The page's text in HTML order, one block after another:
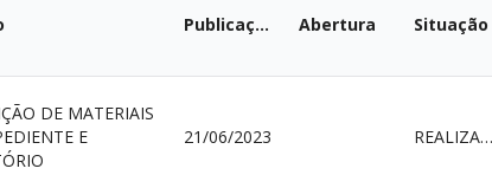
Publicação Abertura Situação
DE MATERIAIS
E
21/06/2023 REALIZADO